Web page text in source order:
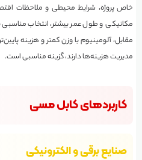
خاص پروژه، شرایط محیطی و ملاحظات
مکانیکی و طول عمر بیشتر، انتخاب
مقابل، آلومینیوم با وزن کمتر و هزینه
مدیریت هزینه‌ها دارند، گزینه مناسبی است.
کاربردهای کابل مسی
صنایع برقی و الکترونیکی